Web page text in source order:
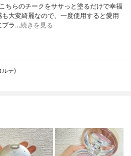
ちらのチークをササっと塗るだけで幸福
大変綺麗なので、一度使用すると愛用
ブラ…続きを見る
ルテ)